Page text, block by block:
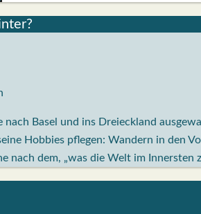
nach Basel und ins Dreieckland
Hobbies pflegen: Wandern in den
nach dem, „was die Welt im Innersten